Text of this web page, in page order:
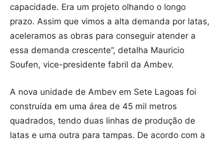
capacidade. Era um projeto olhando o longo
prazo. Assim que vimos a alta demanda por latas,
aceleramos as obras para conseguir atender a
essa demanda crescente”, detalha Mauricio
Soufen, vice-presidente fabril da Ambev.
A nova unidade de Ambev em Sete Lagoas foi
construída em uma área de 45 mil metros
quadrados, tendo duas linhas de produção de
latas e uma outra para tampas. De acordo com a